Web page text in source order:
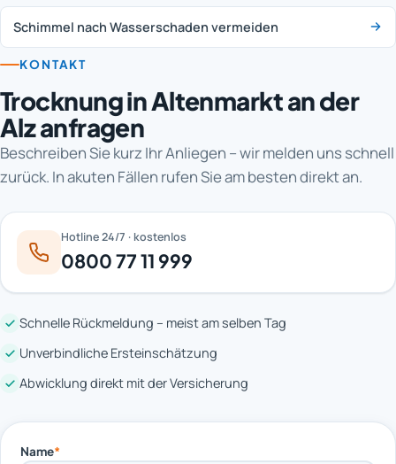
Schimmel nach Wasserschaden vermeiden
KONTAKT
Trocknung in Altenmarkt an der
Alz anfragen
Beschreiben Sie kurz Ihr Anliegen – wir melden uns schnell
zurück. In akuten Fällen rufen Sie am besten direkt an.
Hotline 24/7 · kostenlos
0800 77 11 999
Schnelle Rückmeldung – meist am selben Tag
Unverbindliche Ersteinschätzung
Abwicklung direkt mit der Versicherung
Name*